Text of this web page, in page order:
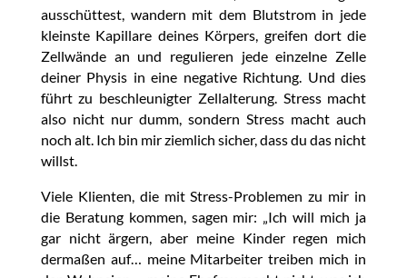
ausschüttest, wandern mit dem Blutstrom in jede
kleinste Kapillare deines Körpers, greifen dort die
Zellwände an und regulieren jede einzelne Zelle
deiner Physis in eine negative Richtung. Und dies
führt zu beschleunigter Zellalterung. Stress macht
also nicht nur dumm, sondern Stress macht auch
noch alt. Ich bin mir ziemlich sicher, dass du das nicht
willst.
Viele Klienten, die mit Stress-Problemen zu mir in
die Beratung kommen, sagen mir: „Ich will mich ja
gar nicht ärgern, aber meine Kinder regen mich
dermaßen auf… meine Mitarbeiter treiben mich in